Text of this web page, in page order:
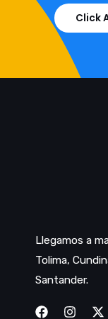
Click
Llegamos a
Tolima,
Santander.